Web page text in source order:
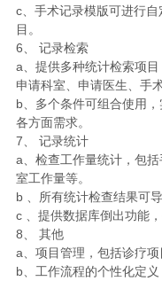
c、手术记录模版可进行
目。
6、 记录检索
a、提供多种统计检索项目
申请科室、申请医生、手
b、多个条件可组合使用
各方面需求。
7、 记录统计
a、检查工作量统计，包
室工作量等。
b 、所有统计检查结果可
c 、提供数据库倒出功能
8、 其他
a、项目管理，包括诊疗项
b、工作流程的个性化定